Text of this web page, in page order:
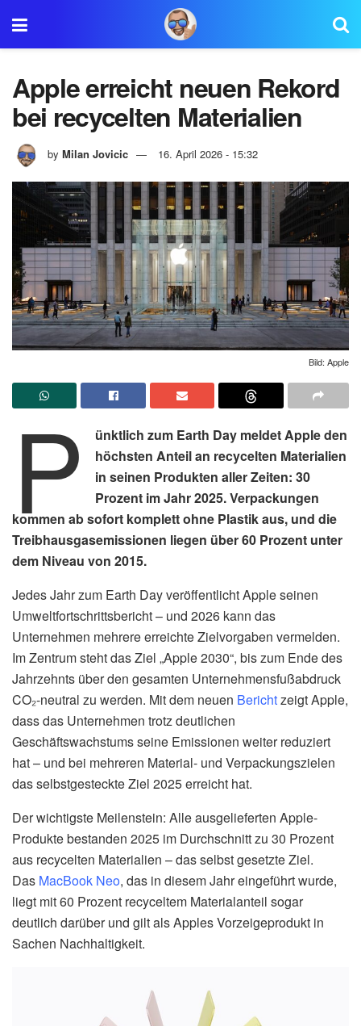
Apple erreicht neuen Rekord
bei recycelten Materialien
by Milan Jovicic 16. April 2026 - 15:32
Bild: Apple
P
ünktlich zum Earth Day meldet Apple den
höchsten Anteil an recycelten Materialien
in seinen Produkten aller Zeiten: 30
Prozent im Jahr 2025. Verpackungen
kommen ab sofort komplett ohne Plastik aus, und die
Treibhausgasemissionen liegen über 60 Prozent unter
dem Niveau von 2015.
Jedes Jahr zum Earth Day veröffentlicht Apple seinen
Umweltfortschrittsbericht – und 2026 kann das
Unternehmen mehrere erreichte Zielvorgaben vermelden.
Im Zentrum steht das Ziel „Apple 2030“, bis zum Ende des
Jahrzehnts über den gesamten Unternehmensfußabdruck
CO₂-neutral zu werden. Mit dem neuen Berichtzeigt Apple,
dass das Unternehmen trotz deutlichen
Geschäftswachstums seine Emissionen weiter reduziert
hat – und bei mehreren Material- und Verpackungszielen
das selbstgesteckte Ziel 2025 erreicht hat.
Der wichtigste Meilenstein: Alle ausgelieferten Apple-
Produkte bestanden 2025 im Durchschnitt zu 30 Prozent
aus recycelten Materialien – das selbst gesetzte Ziel.
Das MacBook Neo, das in diesem Jahr eingeführt wurde,
liegt mit 60 Prozent recyceltem Materialanteil sogar
deutlich darüber und gilt als Apples Vorzeigeprodukt in
Sachen Nachhaltigkeit.